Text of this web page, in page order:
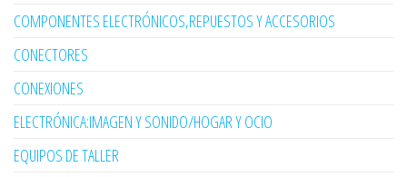
COMPONENTES ELECTRÓNICOS,REPUESTOS Y ACCESORIOS
CONECTORES
CONEXIONES
ELECTRÓNICA:IMAGEN Y SONIDO/HOGAR Y OCIO
EQUIPOS DE TALLER